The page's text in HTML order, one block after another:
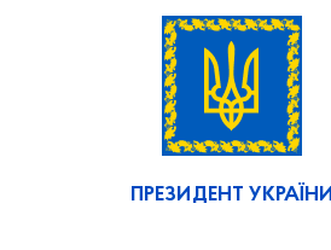
ПРЕЗИДЕНТ УКРАЇНИ